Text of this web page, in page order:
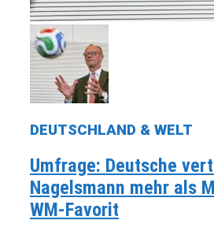
DEUTSCHLAND & WELT
Umfrage: Deutsche
Nagelsmann mehr als
WM-Favorit